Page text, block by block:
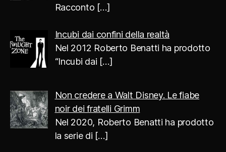
Racconto […]
Incubi dai confini della realtà
Nel 2012 Roberto Benatti ha prodotto
“Incubi dai […]
Non credere a Walt Disney. Le fiabe
noir dei fratelli Grimm
Nel 2020, Roberto Benatti ha prodotto
la serie di […]